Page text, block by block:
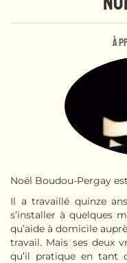
À
Noël Boudou-Pergay
Il a travaillé quinze
s’installer à quelques
qu’aide à domicile
travail. Mais ses deux
qu’il pratique en tant